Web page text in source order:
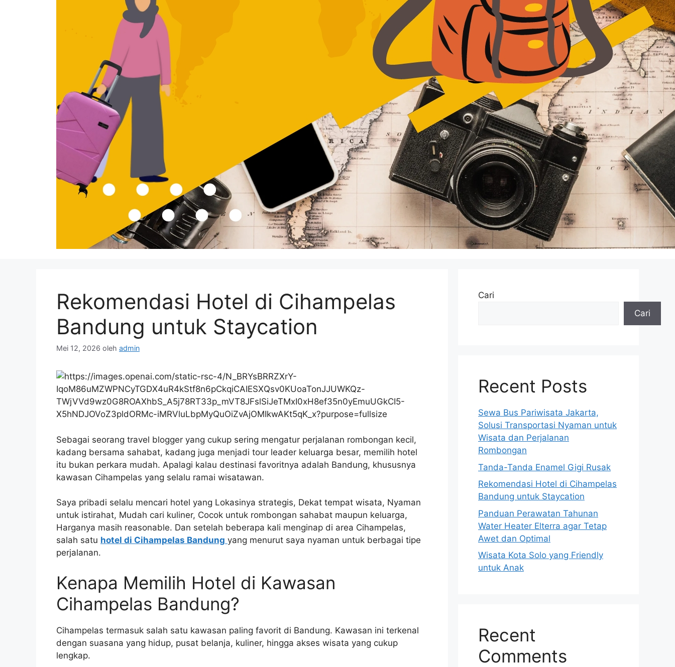
Rekomendasi Hotel di Cihampelas
Bandung untuk Staycation
Mei 12, 2026 oleh admin
Sebagai seorang travel blogger yang cukup sering mengatur perjalanan rombongan kecil,
kadang bersama sahabat, kadang juga menjadi tour leader keluarga besar, memilih hotel
itu bukan perkara mudah. Apalagi kalau destinasi favoritnya adalah Bandung, khususnya
kawasan Cihampelas yang selalu ramai wisatawan.
Saya pribadi selalu mencari hotel yang Lokasinya strategis, Dekat tempat wisata, Nyaman
untuk istirahat, Mudah cari kuliner, Cocok untuk rombongan sahabat maupun keluarga,
Harganya masih reasonable. Dan setelah beberapa kali menginap di area Cihampelas,
salah satu hotel di Cihampelas Bandung yang menurut saya nyaman untuk berbagai tipe
perjalanan.
Kenapa Memilih Hotel di Kawasan
Cihampelas Bandung?
Cihampelas termasuk salah satu kawasan paling favorit di Bandung. Kawasan ini terkenal
dengan suasana yang hidup, pusat belanja, kuliner, hingga akses wisata yang cukup
lengkap.
Cari
Cari
Recent Posts
Sewa Bus Pariwisata Jakarta,
Solusi Transportasi Nyaman untuk
Wisata dan Perjalanan
Rombongan
Tanda-Tanda Enamel Gigi Rusak
Rekomendasi Hotel di Cihampelas
Bandung untuk Staycation
Panduan Perawatan Tahunan
Water Heater Elterra agar Tetap
Awet dan Optimal
Wisata Kota Solo yang Friendly
untuk Anak
Recent
Comments